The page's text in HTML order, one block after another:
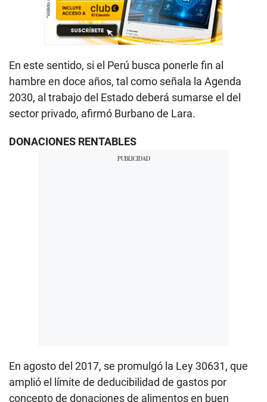
En este sentido, si el Perú busca ponerle fin al
hambre en doce años, tal como señala la Agenda
2030, al trabajo del Estado deberá sumarse el del
sector privado, afirmó Burbano de Lara.
DONACIONES RENTABLES
En agosto del 2017, se promulgó la Ley 30631, que
amplió el límite de deducibilidad de gastos por
concepto de donaciones de alimentos en buen